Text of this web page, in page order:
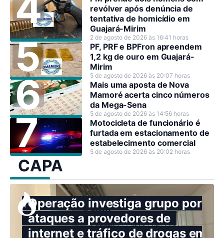
revólver após denúncia de
tentativa de homicídio em
Guajará-Mirim
2 de agosto de 2026 às 16:41 horas
PF, PRF e BPFron apreendem
1,2 kg de ouro em Guajará-
Mirim
5 de agosto de 2026 às 20:07 horas
Mais uma aposta de Nova
Mamoré acerta cinco números
da Mega-Sena
5 de agosto de 2026 às 14:56 horas
Motocicleta de funcionário é
furtada em estacionamento de
estabelecimento comercial
5 de agosto de 2026 às 20:02 horas
CAPA
Operação investiga grupo por
ataques a provedores de
internet e tráfico de drogas em